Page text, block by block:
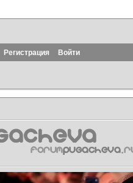
Регистрация Войти